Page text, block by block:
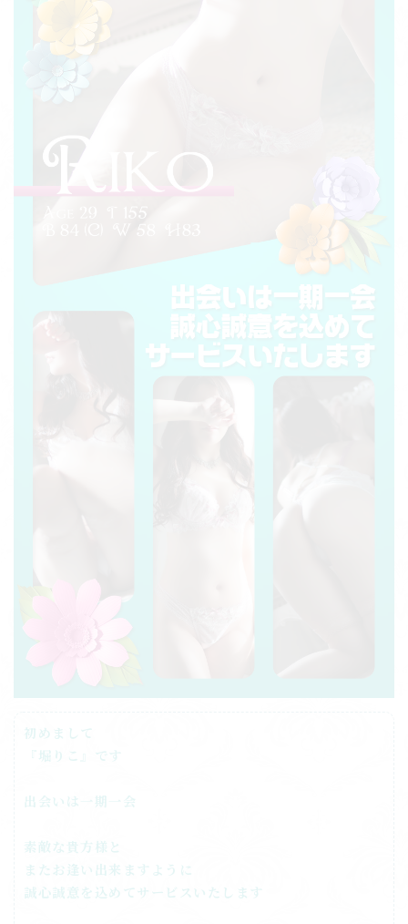
初めまして
『堀りこ』です
出会いは一期一会
素敵な貴方様と
またお逢い出来ますように
誠心誠意を込めてサービスいたします